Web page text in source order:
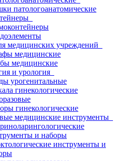
патологоанатомические
медицинских учреждений
медицинские
медицинские
и урология
урогенитальные
гинекологические
гинекологические
медицинские инструменты
и наборы
инструменты и